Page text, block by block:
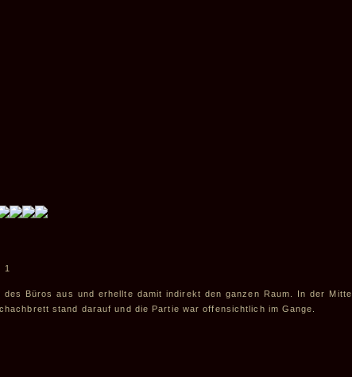
1
des Büros aus und erhellte damit indirekt den ganzen Raum. In der Mitte
stand darauf und die Partie war offensichtlich im Gange.